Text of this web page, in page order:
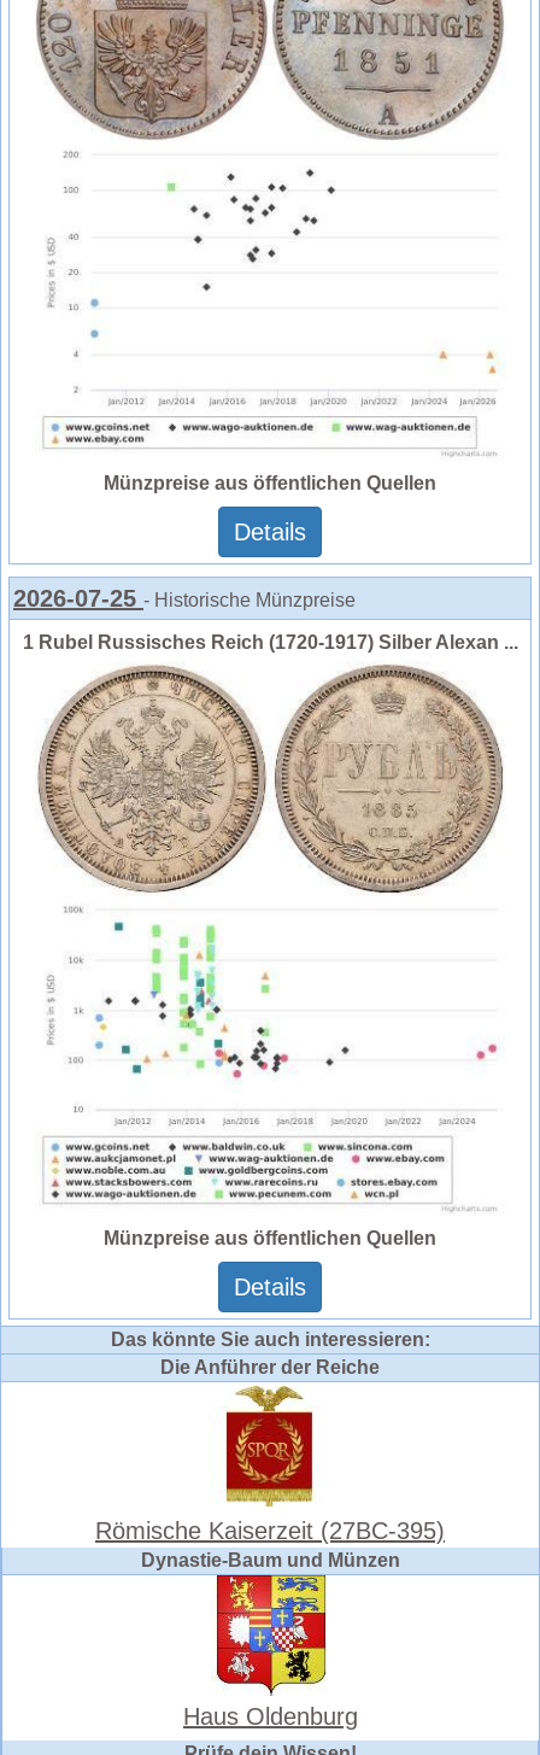
Münzpreise aus öffentlichen Quellen
Details
2026-07-25 - Historische Münzpreise
1 Rubel Russisches Reich (1720-1917) Silber Alexan ...
Münzpreise aus öffentlichen Quellen
Details
Das könnte Sie auch interessieren:
Die Anführer der Reiche
Römische Kaiserzeit (27BC-395)
Dynastie-Baum und Münzen
Haus Oldenburg